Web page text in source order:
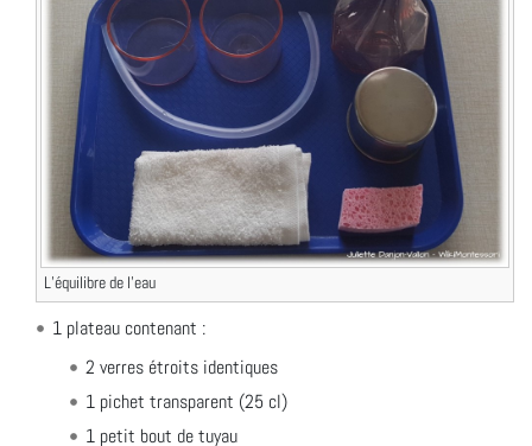
L’équilibre de l’eau
1 plateau contenant :
2 verres étroits identiques
1 pichet transparent (25 cl)
1 petit bout de tuyau